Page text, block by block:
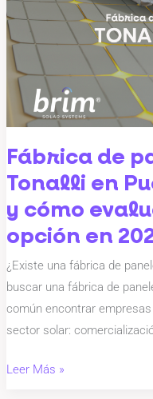
Fábrica de
Tonalli en
y cómo
opción en
¿Existe una fábrica de
buscar una fábrica de
común encontrar
sector solar:
solares
Tonalli
en
Puebla:
qué
ofrece
y
cómo
evaluar
si
es
la
mejor
opción
Leer Más »